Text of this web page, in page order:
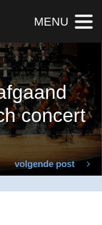
MENU
concert
volgende post